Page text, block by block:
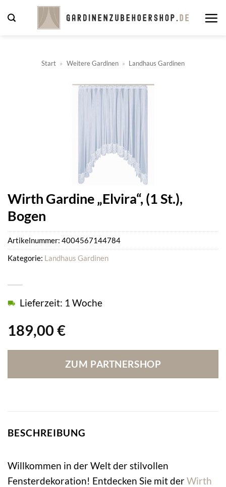
Inhalt
Start » Weitere Gardinen » Landhaus Gardinen
Wirth Gardine „Elvira“, (1 St.),
Bogen
189,00 €
Lieferzeit: 1 Woche
ZUM PARTNERSHOP
Artikelnummer: 4004567144784
Kategorie: Landhaus Gardinen
BESCHREIBUNG
Willkommen in der Welt der stilvollen
Fensterdekoration! Entdecken Sie mit derWirth